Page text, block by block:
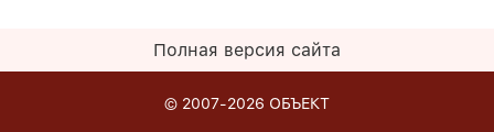
Полная версия сайта
© 2007-2026 ОБЪЕКТ